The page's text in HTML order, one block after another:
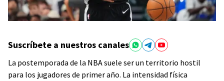
Suscríbete a nuestros canales
La postemporada de la NBA suele ser un territorio hostil
para los jugadores de primer año. La intensidad física